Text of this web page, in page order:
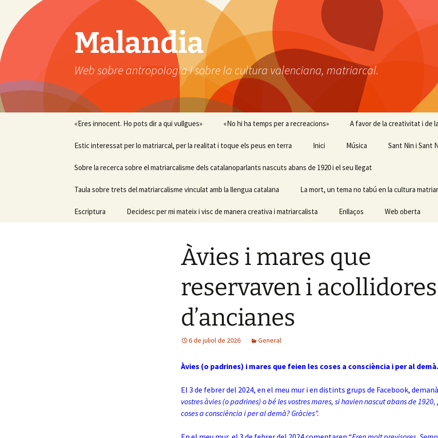
contingut
Malandia
Web sobre antropologia i sobre la cultura valenciana, matriarcal.
«Eres innocent. Ho pots dir a qui vullgues» «No hi ha temps per a recreacions» A favor de la creativitat i de
Estic interessat per lo matriarcal, per la realitat i toque els peus en terra Inici Música Sant Nin i Sant
Sobre la recerca sobre el matriarcalisme dels catalanoparlants nascuts abans de 1920 i el seu llegat
Taula sobre trets del matriarcalisme vinculat amb la llengua catalana La mort, un tema no tabú en la cultura
Escriptura Decidesc per mi mateix i visc de manera creativa i matriarcalista Enllaços Web oberta
Àvies i mares que
reservaven i acollidores
d’ancianes
6 de juliol de 2026 General
Àvies (o padrines) i mares que feien les coses a consciència i per al demà.
El 3 de febrer del 2024, en el meu mur i en distints grups de Facebook,
vostres àvies (o padrines) o bé les vostres mares, si havien nascut abans de 1920,
coses a consciència i per al demà? Gràcies”.